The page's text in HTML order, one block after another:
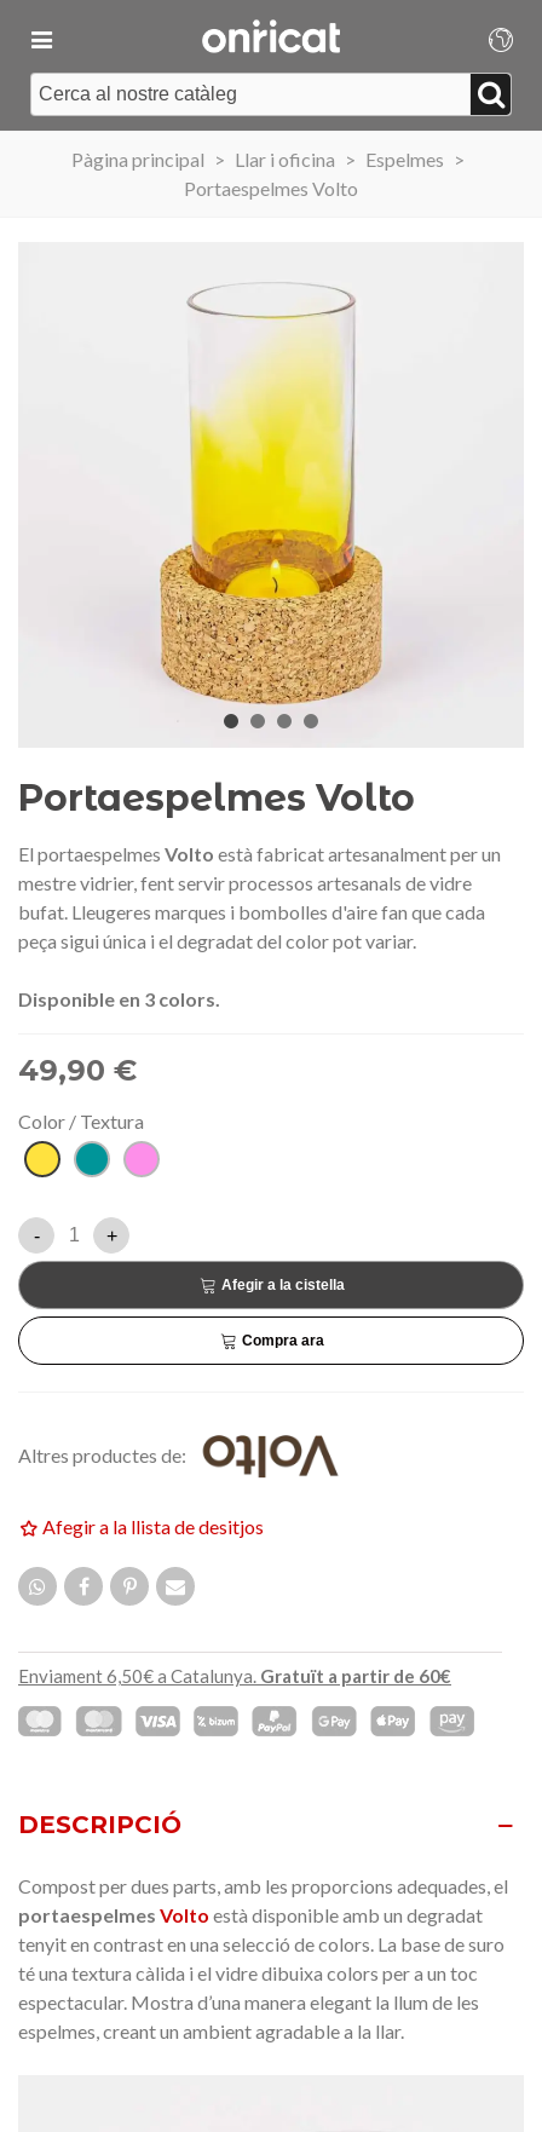
Pàgina principal > Llar i oficina > Espelmes >
Portaespelmes Volto
Portaespelmes Volto
El portaespelmes Volto està fabricat artesanalment per un
mestre vidrier, fent servir processos artesanals de vidre
bufat. Lleugeres marques i bombolles d'aire fan que cada
peça sigui única i el degradat del color pot variar.
Disponible en 3 colors.
49,90 €
Color / Textura
Groc
Ultramarí
Rosa
- +
Afegir a la cistella
Compra ara
Altres productes de:
Afegir a la llista de desitjos
Enviament 6,50€ a Catalunya. Gratuït a partir de 60€
DESCRIPCIÓ
Compost per dues parts, amb les proporcions adequades, el
portaespelmes Volto està disponible amb un degradat
tenyit en contrast en una selecció de colors. La base de suro
té una textura càlida i el vidre dibuixa colors per a un toc
espectacular. Mostra d’una manera elegant la llum de les
espelmes, creant un ambient agradable a la llar.
Medalla commemorativa Gaudí
2026 – Edició limitada
NOVETAT
Afegir a la cistella
Motxilla Stivibags